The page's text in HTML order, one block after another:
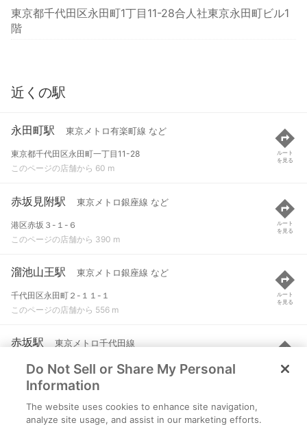
東京都千代田区永田町1丁目11-28合人社東京永田町ビル1
階
近くの駅
永田町駅 東京メトロ有楽町線 など
東京都千代田区永田町一丁目11-28
このページの店舗から 60 m
ルート
を見る
赤坂見附駅 東京メトロ銀座線 など
港区赤坂３-１-６
このページの店舗から 390 m
ルート
を見る
溜池山王駅 東京メトロ銀座線 など
千代田区永田町２-１１-１
このページの店舗から 556 m
ルート
を見る
赤坂駅 東京メトロ千代田線
港区赤坂５丁目
このページの店舗から 640 m
ルート
を見る
国会議事堂前駅 東京メトロ丸ノ内線 など
Do Not Sell or Share My Personal
Information
The website uses cookies to enhance site navigation,
analyze site usage, and assist in our marketing efforts.